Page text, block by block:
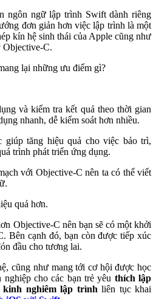
ngôn ngữ lập trình Swift dành riêng
đơn giản hơn việc lập trình là một
kín hệ sinh thái của Apple cũng như
Objective-C.
lại những ưu điểm gì?
và kiểm tra kết quả theo thời gian
nhanh, dễ kiểm soát hơn nhiều.
giúp tăng hiệu quả cho việc bảo trì,
trình phát triển ứng dụng.
với Objective-C nên ta có thể viết
quả hơn.
Objective-C nên bạn sẽ có một khởi
Bên cạnh đó, bạn còn được tiếp xúc
đầu cho tương lai.
cũng như mang tới cơ hội được học
cho các bạn trẻ yêu thích lập
kinh nghiêm lập trình liên tục khai